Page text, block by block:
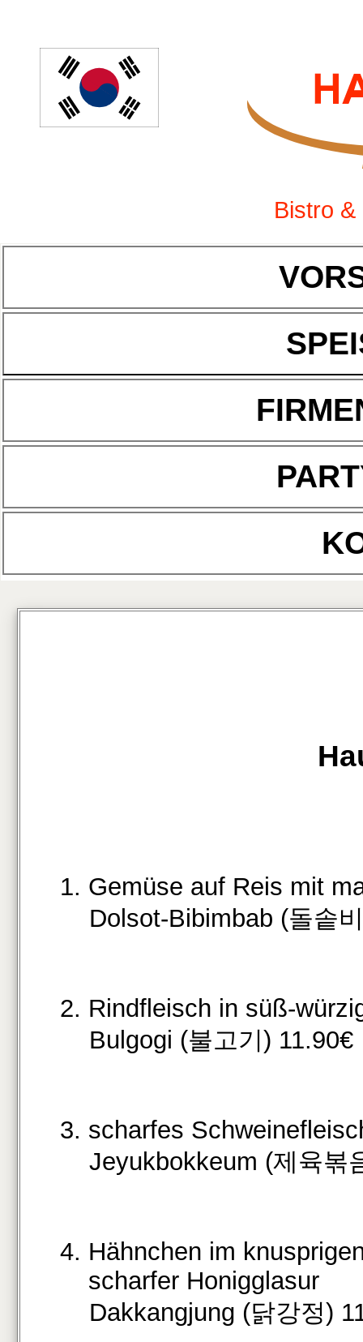
Bistro
1. Gemüse auf Reis mit
Dolsot-Bibimbab (돌솥
2. Rindfleisch in süß-
Bulgogi (불고기) 11.90€
3. scharfes
Jeyukbokkeum (제육볶
4. Hähnchen im
scharfer Honigglasur
Dakkangjung (닭강정)